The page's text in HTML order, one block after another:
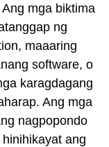
mga biktima
ng
maaaring
software, o
karagdagang
Ang mga
nagpopondo
ang